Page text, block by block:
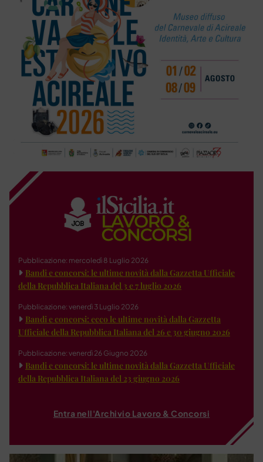
Pubblicazione: mercoledì 8 Luglio 2026
Bandi e concorsi: le ultime novità dalla Gazzetta Ufficiale
della Repubblica Italiana del 3 e 7 luglio 2026
Pubblicazione: venerdì 3 Luglio 2026
Bandi e concorsi: ecco le ultime novità dalla Gazzetta
Ufficiale della Repubblica Italiana del 26 e 30 giugno 2026
Pubblicazione: venerdì 26 Giugno 2026
Bandi e concorsi: le ultime novità dalla Gazzetta Ufficiale
della Repubblica Italiana del 23 giugno 2026
Entra nell'Archivio Lavoro & Concorsi